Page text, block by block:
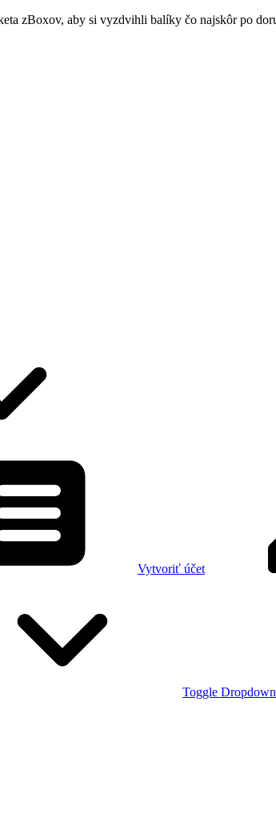
zBoxov, aby si vyzdvihli balíky čo najskôr po
Vytvoriť účet
Toggle Dropdown